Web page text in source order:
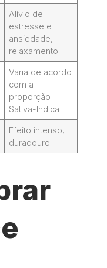
Alívio de
estresse e
ansiedade,
relaxamento
Varia de acordo
com a
proporção
Sativa-Indica
Efeito intenso,
duradouro